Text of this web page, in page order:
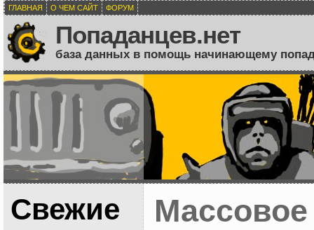
ГЛАВНАЯ О ЧЕМ САЙТ ФОРУМ
Попаданцев.нет
база данных в помощь начинающему
Свежие
Массовое